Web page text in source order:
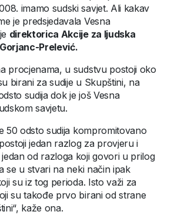
imamo sudski savjet. Ali kakav
je predsjedavala Vesna
direktorica Akcije za ljudska
Prelević.
procjenama, u sudstvu postoji oko
birani za sudije u Skupštini, na
sudija dok je još Vesna
savjetu.
50 odsto sudija kompromitovano
jedan razlog za provjeru i
od razloga koji govori u prilog
se u stvari na neki način ipak
su iz tog perioda. Isto važi za
su takođe prvo birani od strane
kaže ona.